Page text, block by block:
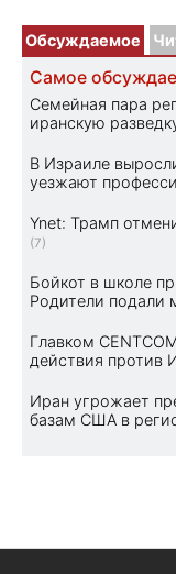
Обсуждаемое
Самое
Семейная пара
иранскую
В Израиле
уезжают
Ynet: Трамп
(7)
Бойкот в школе
Родители подали
Главком
действия против
Иран угрожает
базам США в